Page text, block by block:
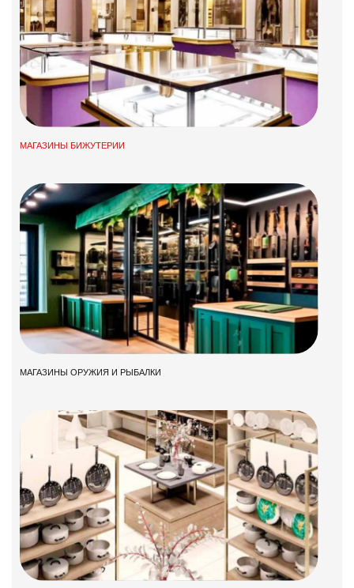
МАГАЗИНЫ БИЖУТЕРИИ
МАГАЗИНЫ ОРУЖИЯ И РЫБАЛКИ